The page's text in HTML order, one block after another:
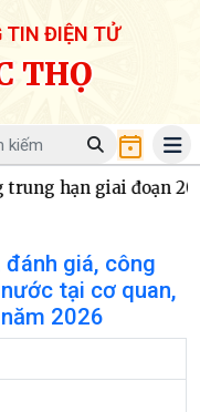
TIN ĐIỆN TỬ
THỌ
hạn giai đoạn
đánh giá, công
tại cơ quan,
2026